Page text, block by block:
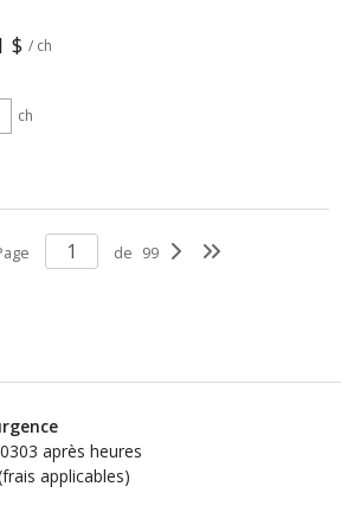
$ / ch
ch
de 99
après heures
applicables)